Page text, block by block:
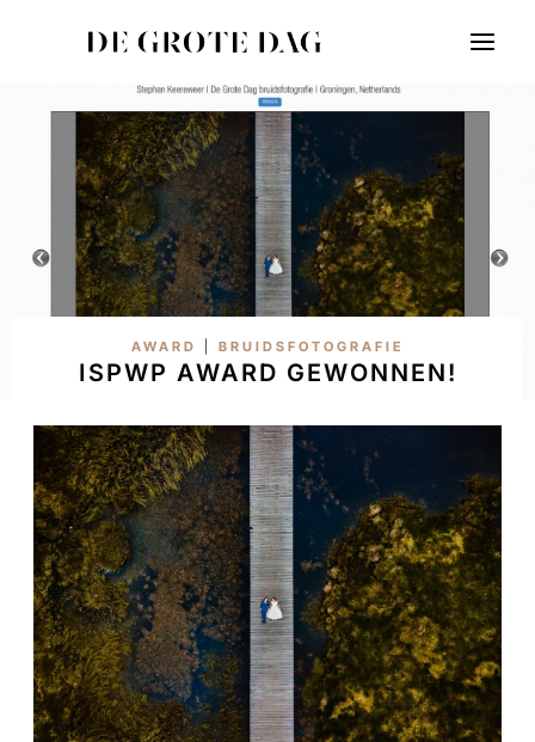
AWARD BRUIDSFOTOGRAFIE
ISPWP AWARD GEWONNEN!